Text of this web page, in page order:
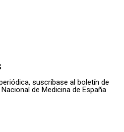
suscríbase al boletín de
de Medicina de España